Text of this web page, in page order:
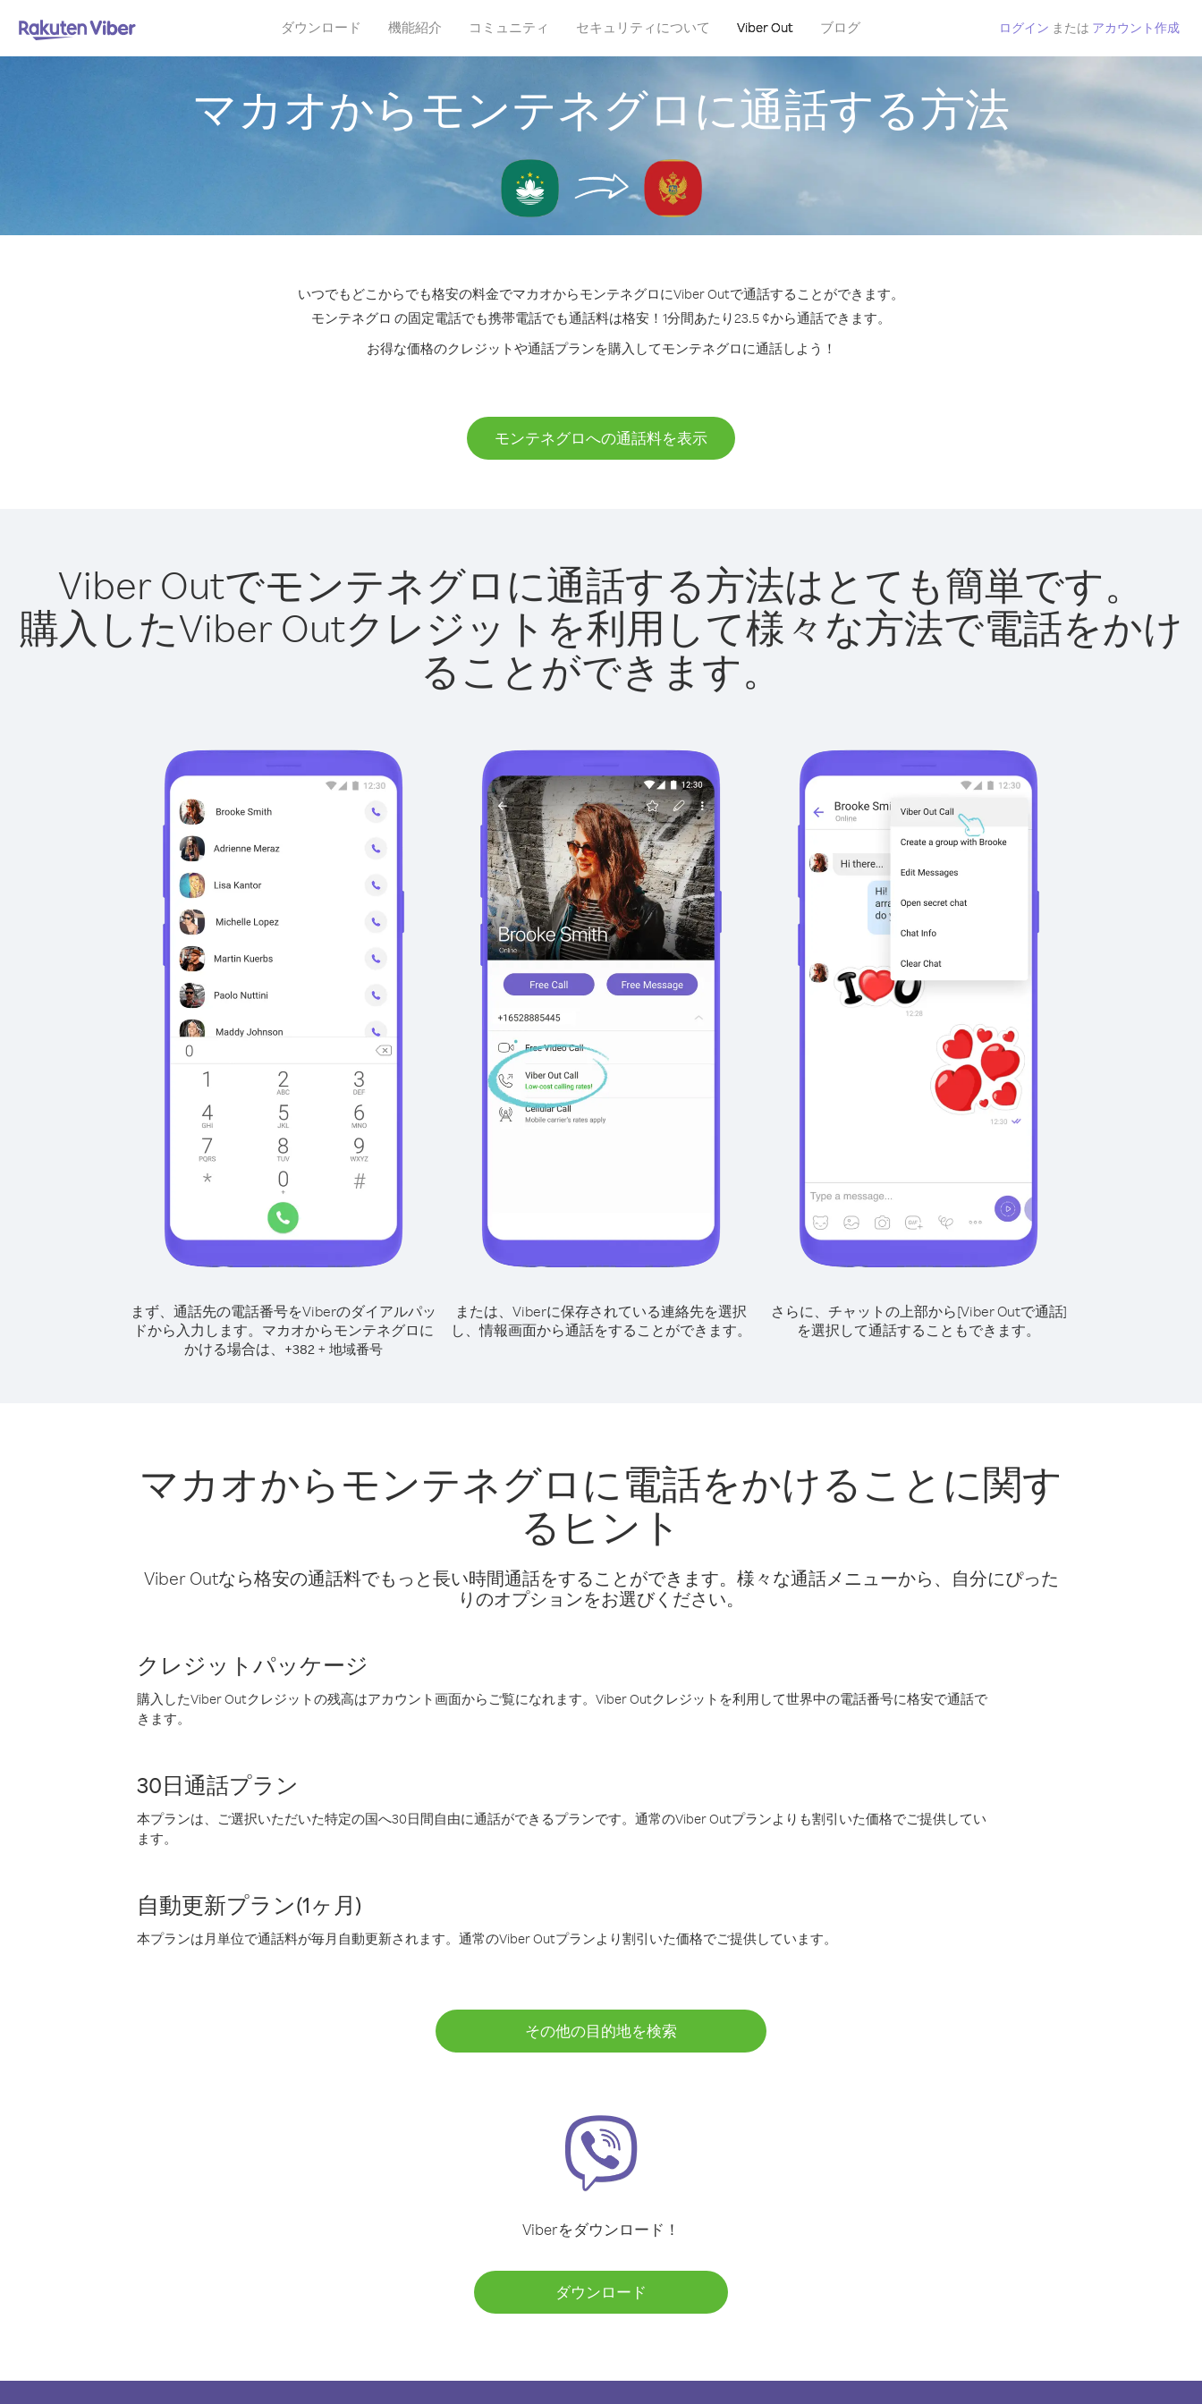
ダウンロード 機能紹介 コミュニティ セキュリティについて Viber Out ブログ ログイン または アカウント作成
マカオからモンテネグロに通話する方法
いつでもどこからでも格安の料金でマカオからモンテネグロにViber Outで通話することができます。
モンテネグロ の固定電話でも携帯電話でも通話料は格安！1分間あたり23.5 ¢から通話できます。
お得な価格のクレジットや通話プランを購入してモンテネグロに通話しよう！
モンテネグロへの通話料を表示
Viber Outでモンテネグロに通話する方法はとても簡単です。
購入したViber Outクレジットを利用して様々な方法で電話をかけ
ることができます。
まず、通話先の電話番号をViberのダイアルパッ
ドから入力します。 マカオからモンテネグロに
かける場合は、 +382 + 地域番号
または、Viberに保存されている連絡先を選択
し、情報画面から通話をすることができます。
さらに、チャットの上部から[Viber Outで通話]
を選択して通話することもできます。
マカオからモンテネグロに電話をかけることに関す
るヒント
Viber Outなら格安の通話料でもっと長い時間通話をすることができます。様々な通話メニューから、自分にぴった
りのオプションをお選びください。
クレジットパッケージ
購入したViber Outクレジットの残高はアカウント画面からご覧になれます。Viber Outクレジットを利用して世界中の電話番号に格安で通話で
きます。
30日通話プラン
本プランは、ご選択いただいた特定の国へ30日間自由に通話ができるプランです。通常のViber Outプランよりも割引いた価格でご提供してい
ます。
自動更新プラン(1ヶ月)
本プランは月単位で通話料が毎月自動更新されます。通常のViber Outプランより割引いた価格でご提供しています。
その他の目的地を検索
Viberをダウンロード！
ダウンロード